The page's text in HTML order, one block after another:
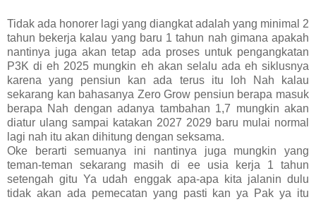
Tidak ada honorer lagi yang diangkat adalah yang minimal 2
tahun bekerja kalau yang baru 1 tahun nah gimana apakah
nantinya juga akan tetap ada proses untuk pengangkatan
P3K di eh 2025 mungkin eh akan selalu ada eh siklusnya
karena yang pensiun kan ada terus itu loh Nah kalau
sekarang kan bahasanya Zero Grow pensiun berapa masuk
berapa Nah dengan adanya tambahan 1,7 mungkin akan
diatur ulang sampai katakan 2027 2029 baru mulai normal
lagi nah itu akan dihitung dengan seksama.
Oke berarti semuanya ini nantinya juga mungkin yang
teman-teman sekarang masih di ee usia kerja 1 tahun
setengah gitu Ya udah enggak apa-apa kita jalanin dulu
tidak akan ada pemecatan yang pasti kan ya Pak ya itu